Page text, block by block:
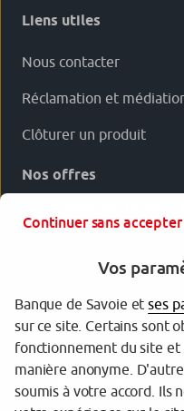
Liens utiles
Nous contacter
Réclamation et
Clôturer un produit
Nos offres
Garantie des dépôts
Continuer sans accepter
Vos
Banque de Savoie etses
sur ce site. Certains sont
fonctionnement du site et
manière anonyme.
soumis à votre accord. Ils